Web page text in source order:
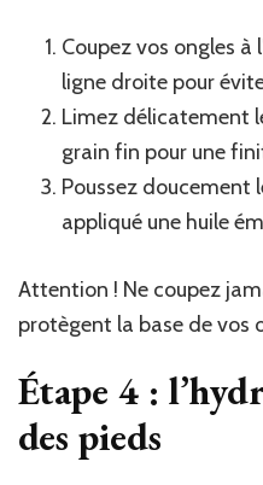
Coupez vos ongles à
ligne droite pour
Limez délicatement
grain fin pour une
Poussez doucement
appliqué une huile
Attention ! Ne coupez
protègent la base de vos
Étape 4 :
des pieds